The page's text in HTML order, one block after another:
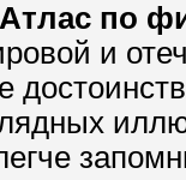
по
и